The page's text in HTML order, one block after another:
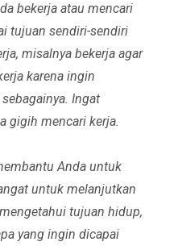
bekerja atau mencari
tujuan sendiri-sendiri
misalnya bekerja agar
karena ingin
Ingat
gigih mencari kerja.
Anda untuk
untuk melanjutkan
tujuan hidup,
yang ingin dicapai